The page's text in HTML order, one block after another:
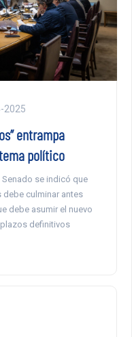
2025
entrampa
político
se indicó que
debe culminar antes
debe asumir el nuevo
definitivos